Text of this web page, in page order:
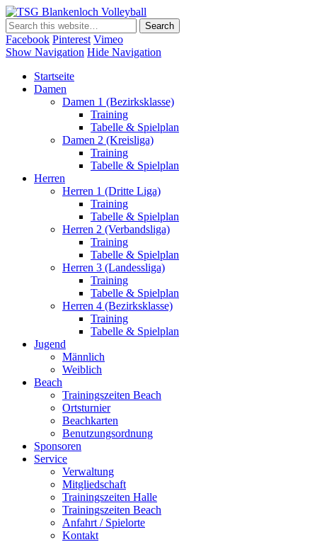
Volleyball Dritte Liga
Facebook Pinterest Vimeo
Show Navigation Hide Navigation
Startseite
Damen
Damen 1 (Bezirksklasse)
Training
Tabelle & Spielplan
Damen 2 (Kreisliga)
Training
Tabelle & Spielplan
Herren
Herren 1 (Dritte Liga)
Training
Tabelle & Spielplan
Herren 2 (Verbandsliga)
Training
Tabelle & Spielplan
Herren 3 (Landessliga)
Training
Tabelle & Spielplan
Herren 4 (Bezirksklasse)
Training
Tabelle & Spielplan
Jugend
Männlich
Weiblich
Beach
Trainingszeiten Beach
Ortsturnier
Beachkarten
Benutzungsordnung
Sponsoren
Service
Verwaltung
Mitgliedschaft
Trainingszeiten Halle
Trainingszeiten Beach
Anfahrt / Spielorte
Kontakt